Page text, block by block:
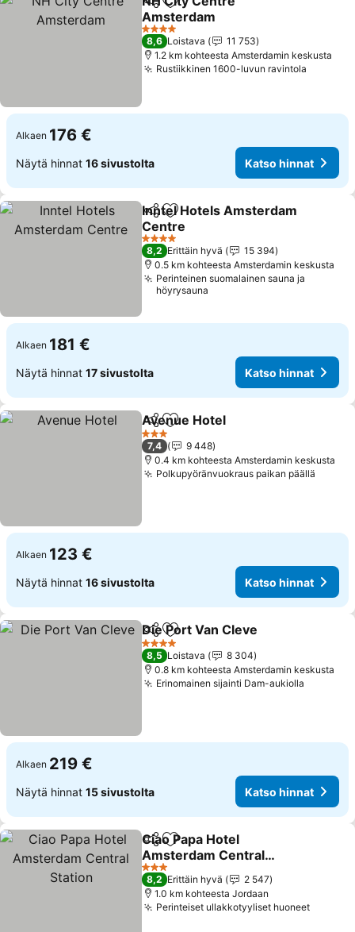
Jaa Lisää suosikkeihin
Amsterdam
Katso hinnat
4 Tähtiluokitus
8,6 Loistava
11 753
1.2 km kohteesta Amsterdamin keskusta
Rustiikkinen 1600-luvun ravintola
Alkaen 176 €
Näytä hinnat 16 sivustolta Katso hinnat
Jaa Lisää suosikkeihin
Inntel Hotels Amsterdam
Centre
Katso hinnat
4 Tähtiluokitus
8,2 Erittäin hyvä
15 394
0.5 km kohteesta Amsterdamin keskusta
Perinteinen suomalainen sauna ja
höyrysauna
Alkaen 181 €
Näytä hinnat 17 sivustolta Katso hinnat
Jaa Lisää suosikkeihin
Avenue Hotel
3 Tähtiluokitus
7,4
9 448
0.4 km kohteesta Amsterdamin keskusta
Polkupyöränvuokraus paikan päällä
Alkaen 123 €
Näytä hinnat 16 sivustolta Katso hinnat
Jaa Lisää suosikkeihin
Die Port Van Cleve
4 Tähtiluokitus
8,5 Loistava
8 304
0.8 km kohteesta Amsterdamin keskusta
Erinomainen sijainti Dam-aukiolla
Alkaen 219 €
Näytä hinnat 15 sivustolta Katso hinnat
Jaa Lisää suosikkeihin
Ciao Papa Hotel
Amsterdam Central
Station
Katso hinnat
3 Tähtiluokitus
8,2 Erittäin hyvä
2 547
1.0 km kohteesta Jordaan
Perinteiset ullakkotyyliset huoneetKatso